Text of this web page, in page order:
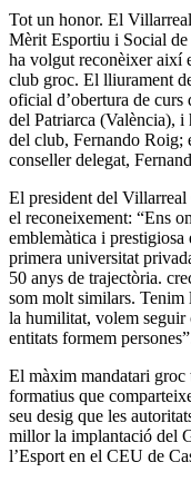
Tot un honor. El
Mèrit Esportiu i Social
ha volgut reconèixer així
club groc. El lliurament
oficial d’obertura de curs
del Patriarca (València), i
del club, Fernando Roig;
conseller delegat,
El president del Villarreal
el reconeixement: “Ens
emblemàtica i
primera universitat
50 anys de trajectòria.
som molt similars.
la humilitat, volem seguir
entitats formem
El màxim mandatari groc
formatius que
seu desig que les
millor la implantació del
l’Esport en el CEU de